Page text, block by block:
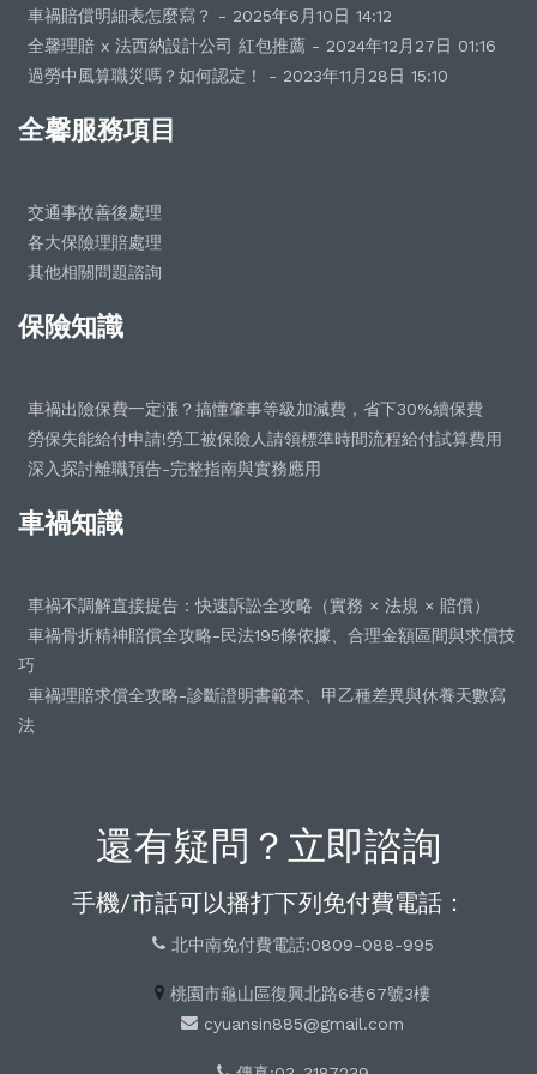
車禍賠償明細表怎麼寫？ - 2025年6月10日 14:12
全馨理賠 x 法西納設計公司 紅包推薦 - 2024年12月27日 01:16
過勞中風算職災嗎？如何認定！ - 2023年11月28日 15:10
全馨服務項目
交通事故善後處理
各大保險理賠處理
其他相關問題諮詢
保險知識
車禍出險保費一定漲？搞懂肇事等級加減費，省下30%續保費
勞保失能給付申請!勞工被保險人請領標準時間流程給付試算費用
深入探討離職預告-完整指南與實務應用
車禍知識
車禍不調解直接提告：快速訴訟全攻略（實務 × 法規 × 賠償）
車禍骨折精神賠償全攻略-民法195條依據、合理金額區間與求償技
巧
車禍理賠求償全攻略-診斷證明書範本、甲乙種差異與休養天數寫
法
還有疑問？立即諮詢
手機/市話可以播打下列免付費電話：
北中南免付費電話:0809-088-995
桃園市龜山區復興北路6巷67號3樓
cyuansin885@gmail.com